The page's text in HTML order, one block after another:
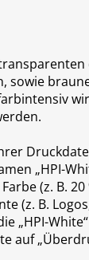
sowie
„HPI-
(z. B. 20
(z. B.
„HPI-
auf